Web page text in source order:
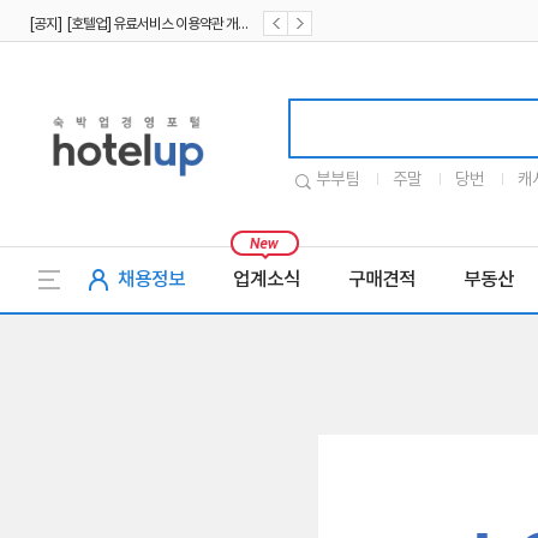
부부팀 주말 당번 캐
채용정보 업계소식 구매견적 부동산